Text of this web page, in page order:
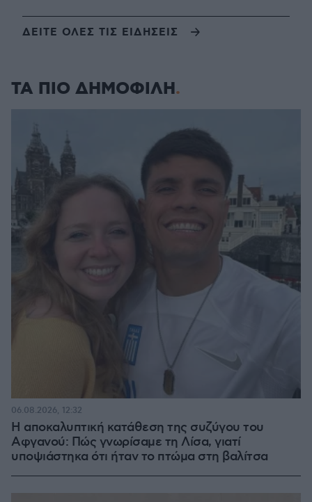
ΔΕΙΤΕ ΟΛΕΣ ΤΙΣ ΕΙΔΗΣΕΙΣ
ΤΑ ΠΙΟ ΔΗΜΟΦΙΛΗ
Η αποκαλυπτική κατάθεση της συζύγου του
Αφγανού: Πώς γνωρίσαμε τη Λίσα, γιατί
υποψιάστηκα ότι ήταν το πτώμα στη βαλίτσα
06.08.2026, 12:32